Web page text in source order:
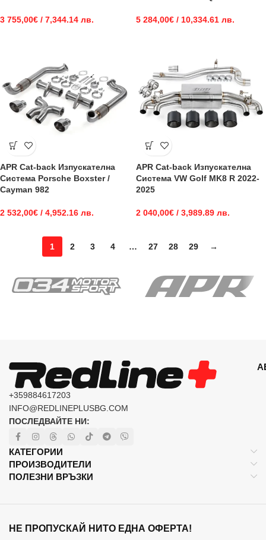
3 755,00€ / 7,344.14 лв. 5 284,00€ / 10,334.61 лв.
APR Cat-back Изпускателна
Система Porsche Boxster /
Cayman 982
2 532,00€ / 4,952.16 лв.
APR Cat-back Изпускателна
Система VW Golf MK8 R 2022-
2025
2 040,00€ / 3,989.89 лв.
1 2 3 4 … 27 28 29 →
+359884617203
INFO@REDLINEPLUSBG.COM
ПОСЛЕДВАЙТЕ НИ:
КАТЕГОРИИ
ПРОИЗВОДИТЕЛИ
ПОЛЕЗНИ ВРЪЗКИ
НЕ ПРОПУСКАЙ НИТО ЕДНА ОФЕРТА!